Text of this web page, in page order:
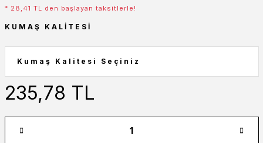
* 28,41 TL den başlayan taksitlerle!
KUMAŞ KALITESI
235,78 TL